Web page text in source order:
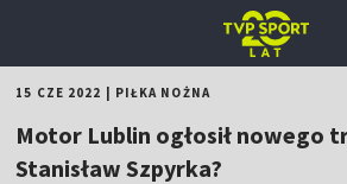
15 CZE 2022 PIŁKA NOŻNA
Motor Lublin ogłosił nowego
Stanisław Szpyrka?